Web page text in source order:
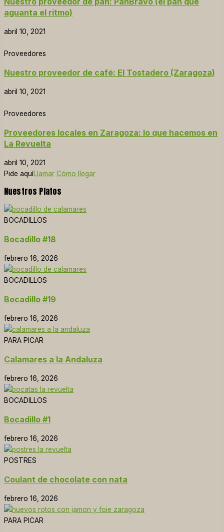
aguanta el ritmo)
abril 10, 2021
Proveedores
Nuestro proveedor de café: El Tostadero (Zaragoza)
abril 10, 2021
Proveedores
Proveedores locales en Zaragoza: lo que hacemos en
La Revuelta
abril 10, 2021
Pide aquíLlamar Cómo llegar
Nuestros Platos
BOCADILLOS
Bocadillo #18
febrero 16, 2026
BOCADILLOS
Bocadillo #19
febrero 16, 2026
PARA PICAR
Calamares a la Andaluza
febrero 16, 2026
BOCADILLOS
Bocadillo #1
febrero 16, 2026
POSTRES
Coulant de chocolate con nata
febrero 16, 2026
PARA PICAR